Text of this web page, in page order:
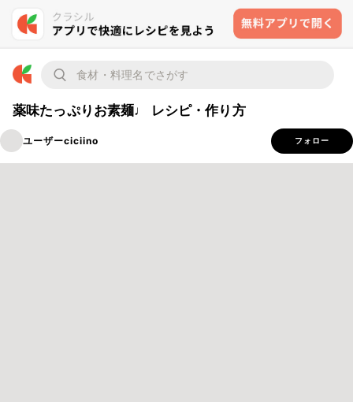
薬味たっぷりお素麺♩ レシピ・作り方
ユーザーciciino フォロー